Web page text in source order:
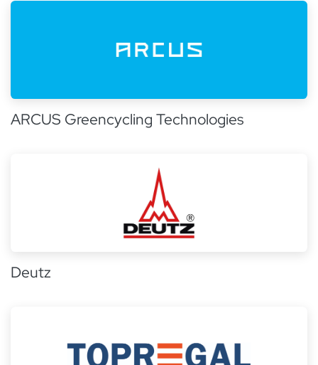
ARCUS Greencycling Technologies
Deutz